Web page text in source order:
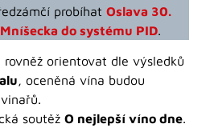
probíhat Oslava 30.
do systému PID.
orientovat dle výsledků
, oceněná vína budou
soutěž O nejlepší víno dne.